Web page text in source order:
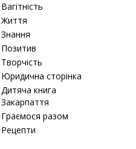
Вагітність
Життя
Знання
Позитив
Творчість
Юридична сторінка
Дитяча книга
Закарпаття
Граємося разом
Рецепти